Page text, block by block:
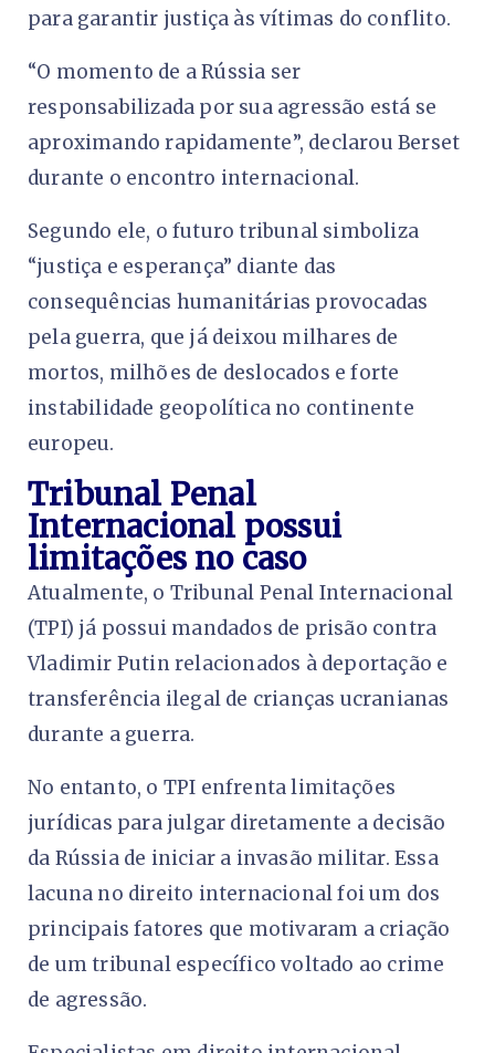
para garantir justiça às vítimas do conflito.
“O momento de a Rússia ser
responsabilizada por sua agressão está se
aproximando rapidamente”, declarou Berset
durante o encontro internacional.
Segundo ele, o futuro tribunal simboliza
“justiça e esperança” diante das
consequências humanitárias provocadas
pela guerra, que já deixou milhares de
mortos, milhões de deslocados e forte
instabilidade geopolítica no continente
europeu.
Tribunal Penal
Internacional possui
limitações no caso
Atualmente, o Tribunal Penal Internacional
(TPI) já possui mandados de prisão contra
Vladimir Putin relacionados à deportação e
transferência ilegal de crianças ucranianas
durante a guerra.
No entanto, o TPI enfrenta limitações
jurídicas para julgar diretamente a decisão
da Rússia de iniciar a invasão militar. Essa
lacuna no direito internacional foi um dos
principais fatores que motivaram a criação
de um tribunal específico voltado ao crime
de agressão.